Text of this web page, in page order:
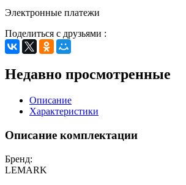
Электронные платежи
Поделиться с друзьями :
Недавно просмотренные
Описание
Характеристики
Описание комплектации
Бренд:
LEMARK